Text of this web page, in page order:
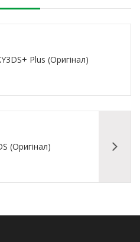
Plus (Оригінал)
(Оригінал)